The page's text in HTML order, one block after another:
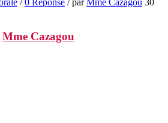
/ 0 Réponse / par Mme Cazagou 30
Mme Cazagou